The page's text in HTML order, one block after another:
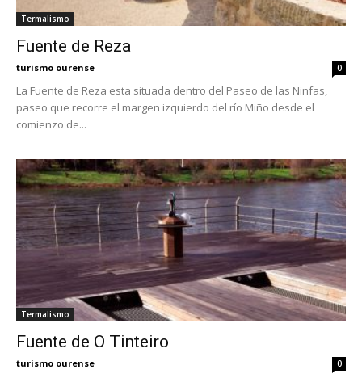
Termalismo
Fuente de Reza
turismo ourense 0
La Fuente de Reza esta situada dentro del Paseo de las Ninfas,
paseo que recorre el margen izquierdo del río Miño desde el
comienzo de...
Termalismo
Fuente de O Tinteiro
turismo ourense 0